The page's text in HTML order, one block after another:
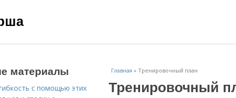
Главная » Тренировочный план
Тренировочный
материалы
с помощью этих